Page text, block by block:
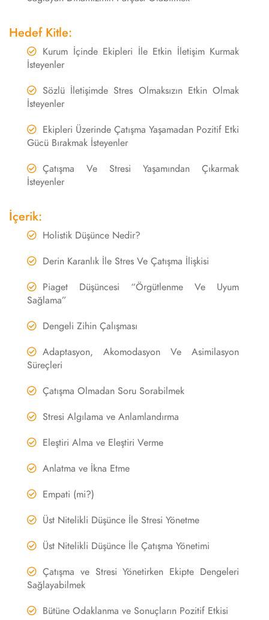
Hedef Kitle:
Kurum İçinde Ekipleri İle Etkin İletişim Kurmak
İsteyenler
Sözlü İletişimde Stres Olmaksızın Etkin Olmak
İsteyenler
Ekipleri Üzerinde Çatışma Yaşamadan Pozitif Etki
Gücü Bırakmak İsteyenler
Çatışma Ve Stresi Yaşamından Çıkarmak
İsteyenler
İçerik:
Holistik Düşünce Nedir?
Derin Karanlık İle Stres Ve Çatışma İlişkisi
Piaget Düşüncesi “Örgütlenme Ve Uyum
Sağlama”
Dengeli Zihin Çalışması
Adaptasyon, Akomodasyon Ve Asimilasyon
Süreçleri
Çatışma Olmadan Soru Sorabilmek
Stresi Algılama ve Anlamlandırma
Eleştiri Alma ve Eleştiri Verme
Anlatma ve İkna Etme
Empati (mi?)
Üst Nitelikli Düşünce İle Stresi Yönetme
Üst Nitelikli Düşünce İle Çatışma Yönetimi
Çatışma ve Stresi Yönetirken Ekipte Dengeleri
Sağlayabilmek
Bütüne Odaklanma ve Sonuçların Pozitif Etkisi